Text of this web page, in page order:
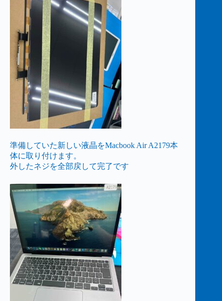
準備していた新しい液晶をMacbook Air A2179本
体に取り付けます。
外したネジを全部戻して完了です